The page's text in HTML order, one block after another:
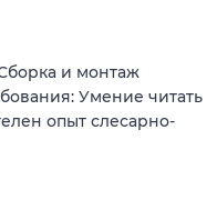
и монтаж
Умение читать
опыт слесарно-